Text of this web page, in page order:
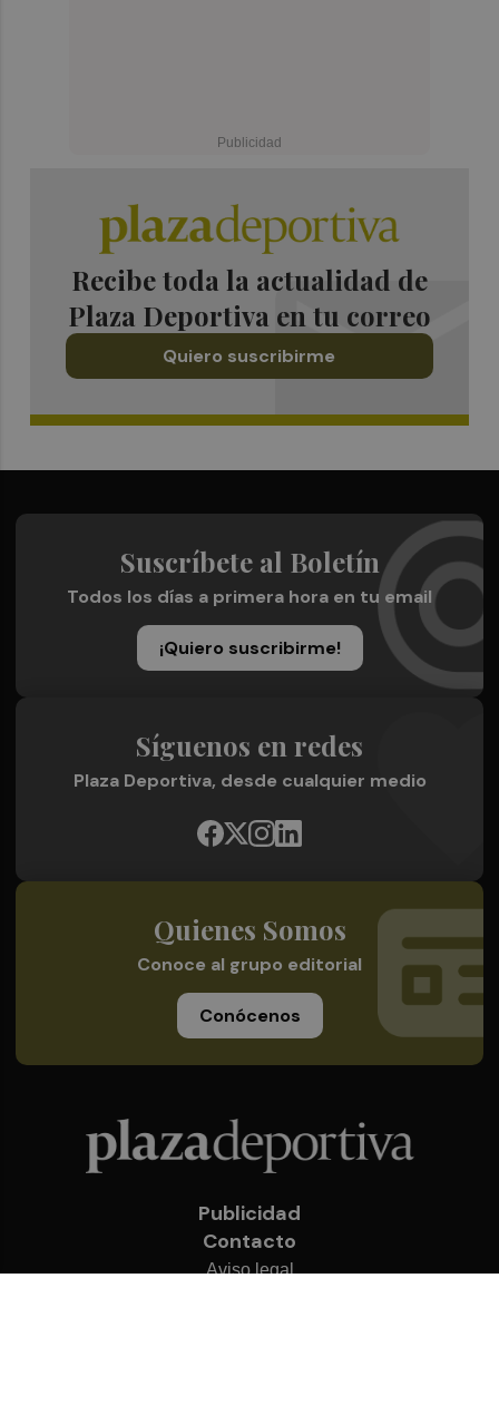
Recibe toda la actualidad de
Plaza Deportiva en tu correo
Quiero suscribirme
Suscríbete al Boletín
Todos los días a primera hora en tu email
¡Quiero suscribirme!
Síguenos en redes
Plaza Deportiva, desde cualquier medio
Quienes Somos
Conoce al grupo editorial
Conócenos
Publicidad
Contacto
Aviso legal